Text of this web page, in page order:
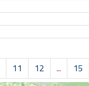
11 12 ... 15